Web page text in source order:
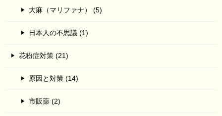
大麻（マリファナ） (5)
日本人の不思議 (1)
花粉症対策 (21)
原因と対策 (14)
市販薬 (2)